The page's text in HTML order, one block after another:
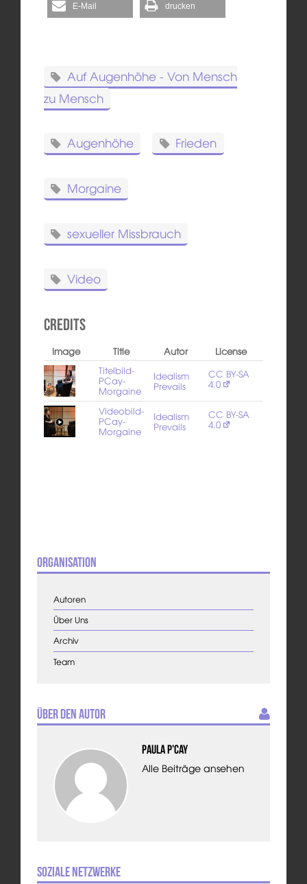
E-Mail drucken
Auf Augenhöhe - Von Mensch
zu Mensch
Augenhöhe Frieden
Morgaine
sexueller Missbrauch
Video
Credits
Image Title Autor
License
Titelbild-
PCay-
Morgaine
Idealism
Prevails
CC BY-SA
4.0
Videobild-
PCay-
Morgaine
Idealism
Prevails
CC BY-SA
4.0
Organisation
Autoren
Über Uns
Archiv
Team
Über den Autor
Paula P'Cay
Alle Beiträge ansehen
Soziale Netzwerke